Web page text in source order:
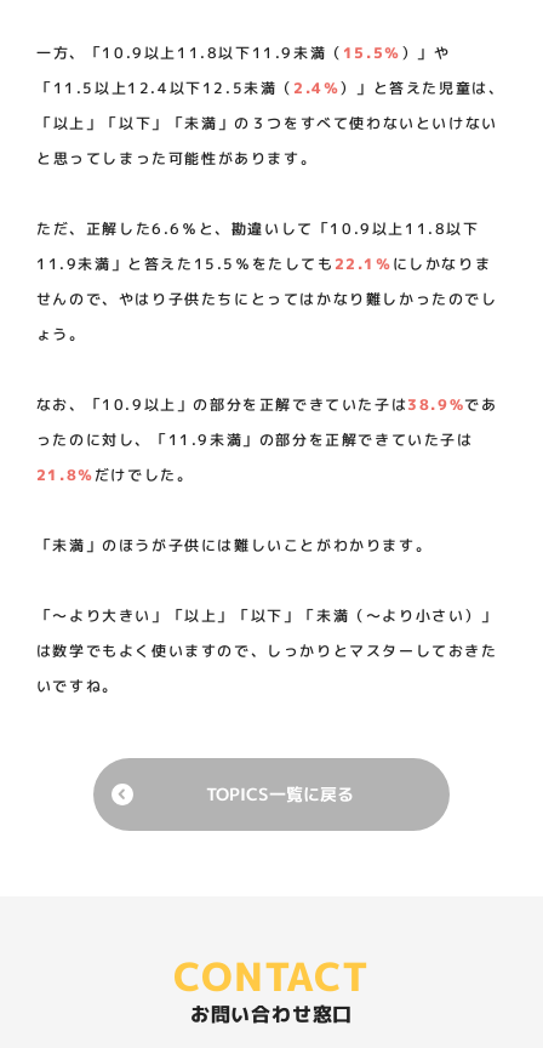
一方、「10.9以上11.8以下11.9未満（ 15.5％）」や
「11.5以上12.4以下12.5未満（ 2.4％）」と答えた児童は、
「以上」「以下」「未満」の３つをすべて使わないといけない
と思ってしまった可能性があります。
ただ、正解した6.6％と、勘違いして「10.9以上11.8以下
11.9未満」と答えた15.5％をたしても 22.1％にしかなりま
せんので、やはり子供たちにとってはかなり難しかったのでし
ょう。
なお、「10.9以上」の部分を正解できていた子は38.9%であ
ったのに対し、「11.9未満」の部分を正解できていた子は
21.8％だけでした。
「未満」のほうが子供には難しいことがわかります。
「〜より大きい」「以上」「以下」「未満（〜より小さい）」
は数学でもよく使いますので、しっかりとマスターしておきた
いですね。
TOPICS一覧に戻る
CONTACT
お問い合わせ窓口